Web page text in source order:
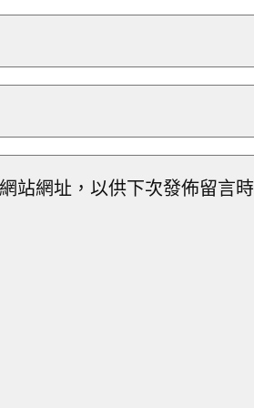
站網址，以供下次發佈留言